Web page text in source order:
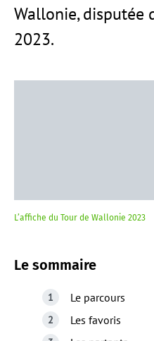
Wallonie,
2023.
L’affiche du Tour de Wallonie 2023
Le sommaire
Le parcours
Les favoris